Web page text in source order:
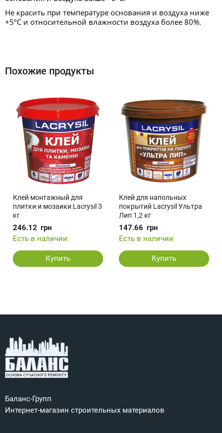
Не красить при температуре основания и воздуха ниже
+5ºС и относительной влажности воздуха более 80%.
Похожие продукты
Клей монтажный для
плитки и мозаики Lacrysil 3
кг
246.12 грн
Есть в наличии
Купить
Клей для напольных
покрытий Lacrysil Ультра
Лип 1,2 кг
147.66 грн
Есть в наличии
Купить
Баланс-Групп
Интернет-магазин строительных материалов